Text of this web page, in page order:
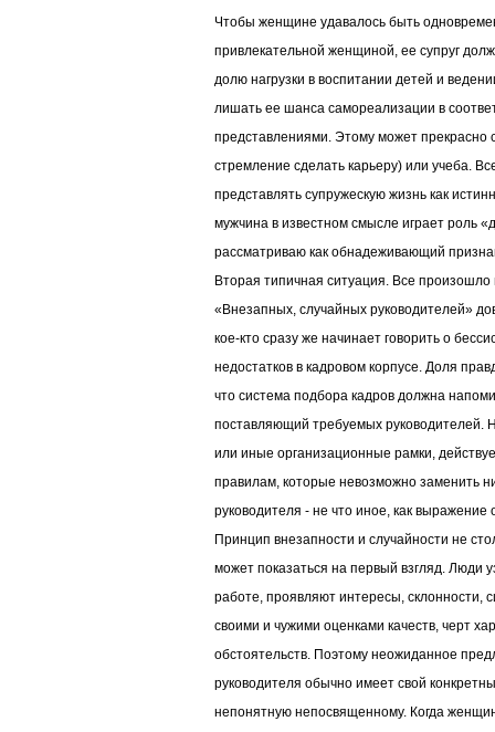
Чтобы женщине удавалось быть
привлекательной женщиной, ее супруг
долю нагрузки в воспитании детей и
лишать ее шанса самореализации в
представлениями. Этому может прекрасно
стремление сделать карьеру) или учеба.
представлять супружескую жизнь как
мужчина в известном смысле играет роль
рассматриваю как обнадеживающий
Вторая типичная ситуация. Все произошло
«Внезапных, случайных руководителей»
кое-кто сразу же начинает говорить о
недостатков в кадровом корпусе. Доля
что система подбора кадров должна
поставляющий требуемых руководителей.
или иные организационные рамки,
правилам, которые невозможно заменить
руководителя - не что иное, как выражение
Принцип внезапности и случайности не
может показаться на первый взгляд. Люди
работе, проявляют интересы, склонности,
своими и чужими оценками качеств, черт
обстоятельств. Поэтому неожиданное
руководителя обычно имеет свой
непонятную непосвященному. Когда